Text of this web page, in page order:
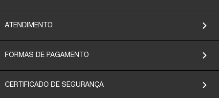
ATENDIMENTO
FORMAS DE PAGAMENTO
CERTIFICADO DE SEGURANÇA